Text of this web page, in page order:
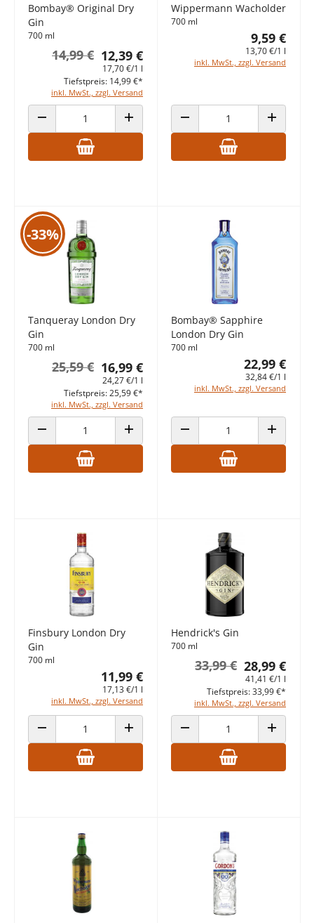
Bombay® Original Dry
Gin
700 ml
12,39 €
14,99 €
17,70 €/1 l
inkl. MwSt., zzgl. Versand
Tiefstpreis: 14,99 €*
ANZAHL VERRINGERN ANZAHL ERHÖHEN
Wippermann Wacholder
700 ml
9,59 €
13,70 €/1 l
inkl. MwSt., zzgl. Versand
ANZAHL VERRINGERN ANZAHL
-33%
Tanqueray London Dry
Gin
700 ml
16,99 €
25,59 €
24,27 €/1 l
inkl. MwSt., zzgl. Versand
Tiefstpreis: 25,59 €*
ANZAHL VERRINGERN ANZAHL ERHÖHEN
Bombay® Sapphire
London Dry Gin
700 ml
22,99 €
32,84 €/1 l
inkl. MwSt., zzgl. Versand
ANZAHL VERRINGERN ANZAHL
Finsbury London Dry
Gin
700 ml
11,99 €
17,13 €/1 l
inkl. MwSt., zzgl. Versand
ANZAHL VERRINGERN ANZAHL ERHÖHEN
Hendrick's Gin
700 ml
28,99 €
33,99 €
41,41 €/1 l
inkl. MwSt., zzgl. Versand
Tiefstpreis: 33,99 €*
ANZAHL VERRINGERN ANZAHL